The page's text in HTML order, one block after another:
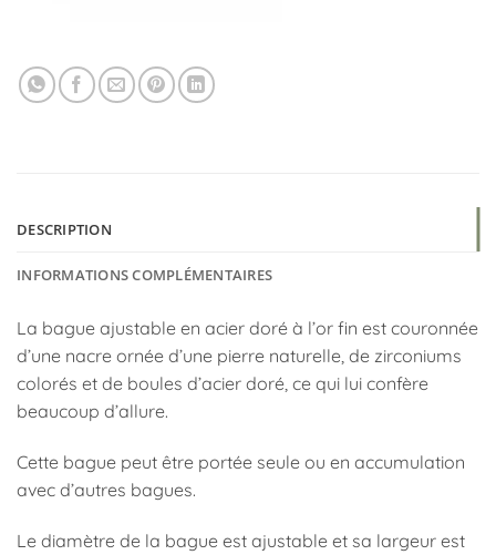
DESCRIPTION
INFORMATIONS COMPLÉMENTAIRES
La bague ajustable en acier doré à l’or fin est couronnée
d’une nacre ornée d’une pierre naturelle, de zirconiums
colorés et de boules d’acier doré, ce qui lui confère
beaucoup d’allure.
Cette bague peut être portée seule ou en accumulation
avec d’autres bagues.
Le diamètre de la bague est ajustable et sa largeur est